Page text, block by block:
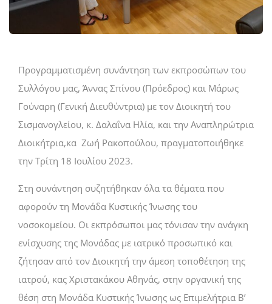
Προγραμματισμένη συνάντηση των εκπροσώπων του
Συλλόγου μας, Άννας Σπίνου (Πρόεδρος) και Μάρως
Γούναρη (Γενική Διευθύντρια) με τον Διοικητή του
Σισμανογλείου, κ. Δαλαΐνα Ηλία, και την Αναπληρώτρια
Διοικήτρια,κα Ζωή Ρακοπούλου, πραγματοποιήθηκε
την Τρίτη 18 Ιουλίου 2023.
Στη συνάντηση συζητήθηκαν όλα τα θέματα που
αφορούν τη Μονάδα Κυστικής Ίνωσης του
νοσοκομείου. Οι εκπρόσωποι μας τόνισαν την ανάγκη
ενίσχυσης της Μονάδας με ιατρικό προσωπικό και
ζήτησαν από τον Διοικητή την άμεση τοποθέτηση της
ιατρού, κας Χριστακάκου Αθηνάς, στην οργανική της
θέση στη Μονάδα Κυστικής Ίνωσης ως Επιμελήτρια Β’